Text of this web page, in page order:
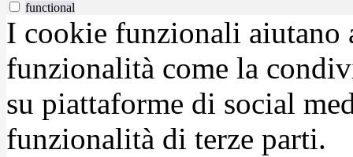
functional
I cookie funzionali aiutano
funzionalità come la
su piattaforme di social
funzionalità di terze parti.